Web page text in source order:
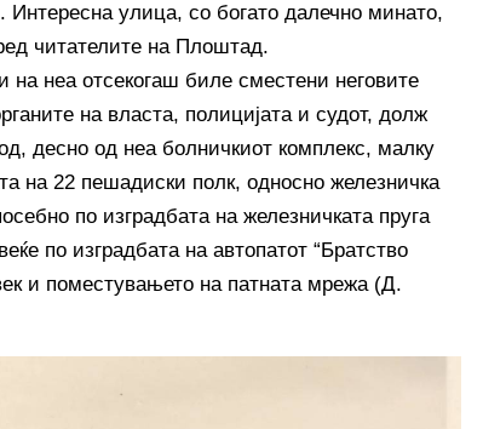
Интересна улица, со богато далечно минато,
читателите на Плоштад.
на неа отсекогаш биле сместени неговите
на власта, полицијата и судот, долж
десно од неа болничкиот комплекс, малку
на 22 пешадиски полк, односно железничка
по изградбата на железничката пруга
по изградбата на автопатот “Братство
и поместувањето на патната мрежа (Д.